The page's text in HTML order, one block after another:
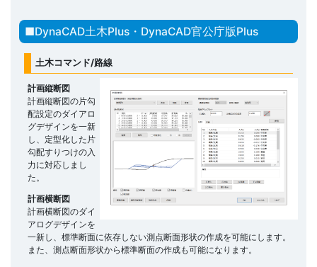
■DynaCAD土木Plus・DynaCAD官公庁版Plus
土木コマンド/路線
計画縦断図
計画縦断図の片勾
配設定のダイアロ
グデザインを一新
し、定型化した片
勾配すりつけの入
力に対応しまし
た。
計画横断図
計画横断図のダイ
アログデザインを
一新し、標準断面に依存しない測点断面形状の作成を可能にします。
また、測点断面形状から標準断面の作成も可能になります。